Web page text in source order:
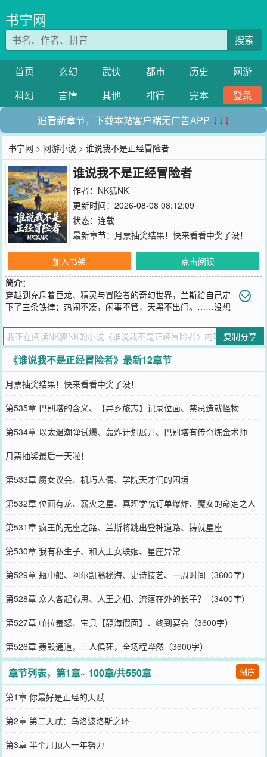
书宁网
搜索
首页 玄幻 武侠 都市 历史
网游
科幻
言情 其他 排行 完本
登录
追看新章节，下载本站客户端无广告APP ↓↓↓
书宁网 > 网游小说 > 谁说我不是正经冒险者
谁说我不是正经冒险者
作者： NK狐NK
更新时间：2026-08-08 08:12:09
状态：连载
最新章节： 月票抽奖结果！快来看看中奖了没！
加入书架
点击阅读
简介：
穿越到充斥着巨龙、精灵与冒险者的奇幻世界，兰斯给自己定
下了三条铁律：热闹不凑，闲事不管，天黑不出门。……没想
无穷无尽的体力和永不终结的生命。但是在这个交织了冒险、梦想、
贪婪、危险的世界，身为冒险公会抄写员的他，只想平静的生活，默
默的积攒实力，最后去到满是异族小姐姐的贸易之都尽情展示自己的
天赋。然而，当时代的洪流涌来，阴影笼罩大地，他终将握起长剑，
撕裂神明。【关键词：慢热、轻松日常、升级流】
您要是觉得《谁说我不是正经冒险者
群和微博微信里的朋友推荐哦！
复制分享
《谁说我不是正经冒险者》最新12章节
月票抽奖结果！快来看看中奖了没！
第535章 巴别塔的含义、【异乡旅志】记录位面、禁忌造就怪物
第534章 以太退潮弹试爆、轰炸计划展开、巴别塔有传奇炼金术师
月票抽奖最后一天啦！
第533章 魔女议会、机巧人偶、学院天才们的困境
第532章 位面有龙、薪火之星、真理学院订单爆炸、魔女的命定之人
第531章 疯王的无座之路、兰斯将跳出登神道路、铸就星座
第530章 我有私生子、和大王女联姻、星座异常
第529章 瓶中船、阿尔凯翁秘海、史诗技艺、一周时间（3600字）
第528章 众人各起心思、人王之相、流落在外的长子？（3400字）
第527章 帕拉羞怒、宝具【静海假面】、终到宴会（3600字）
第526章 轰毁通道，三人俱死，全场程哗然（3600字）
章节列表，第1章~ 100章/共550章 倒序
第1章 你最好是正经的天赋
第2章 第二天赋：乌洛波洛斯之环
第3章 半个月顶人一年努力